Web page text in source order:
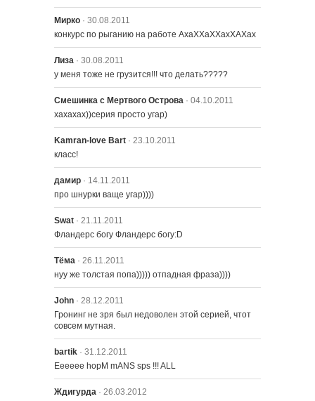
620 – Две дюжины и одна борзая
623 – Спрингфилдская связь
624 – Лимон Троя
625 – Кто убил мистера Бернса
Мирко · 30.08.2011
конкурс по рыганию на работе АхаХХаХХахХАХах
Лиза · 30.08.2011
у меня тоже не грузится!!! что делать?????
Смешинка с Мертвого Острова · 04.10.2011
хахахах))серия просто угар)
Kamran-love Bart · 23.10.2011
класс!
дамир · 14.11.2011
про шнурки ваще угар))))
Swat · 21.11.2011
Фландерс богу Фландерс богу:D
Тёма · 26.11.2011
нуу же толстая попа))))) отпадная фраза))))
John · 28.12.2011
Гронинг не зря был недоволен этой серией, чтот
совсем мутная.
bartik · 31.12.2011
Eeeeee hopM mANS sps !!! ALL
Ждигурда · 26.03.2012